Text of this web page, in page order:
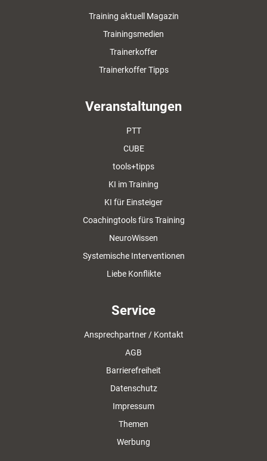
Training aktuell Magazin
Trainingsmedien
Trainerkoffer
Trainerkoffer Tipps
Veranstaltungen
PTT
CUBE
tools+tipps
KI im Training
KI für Einsteiger
Coachingtools fürs Training
NeuroWissen
Systemische Interventionen
Liebe Konflikte
Service
Ansprechpartner / Kontakt
AGB
Barrierefreiheit
Datenschutz
Impressum
Themen
Werbung